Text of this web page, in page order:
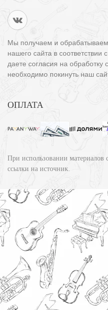
Мы получаем и
нашего сайта в соответствии с
даете согласия на
необходимо покинуть наш
ОПЛАТА
При использовании материалов
ссылки на источник.